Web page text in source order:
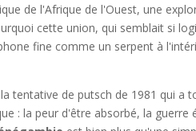
de l'Afrique de l'Ouest, une
cette union, qui semblait si
fine comme un serpent à
tentative de putsch de 1981 qui a
: la peur d'être absorbé, la guerre